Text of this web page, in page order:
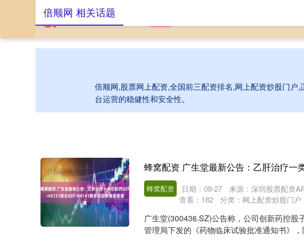
倍顺网,股票网上配资,全国前三配资排名,网上配资炒股门
台运营的稳健性和安全性。
倍顺网 相关话题
蜂窝配资 日期：09-27
来源：深圳股票配资
查看： 182 分类： 网上配资炒股门户
广生堂(300436.SZ)公告称，公司创新药控股
管理局下发的《药物临床试验批准通知书》